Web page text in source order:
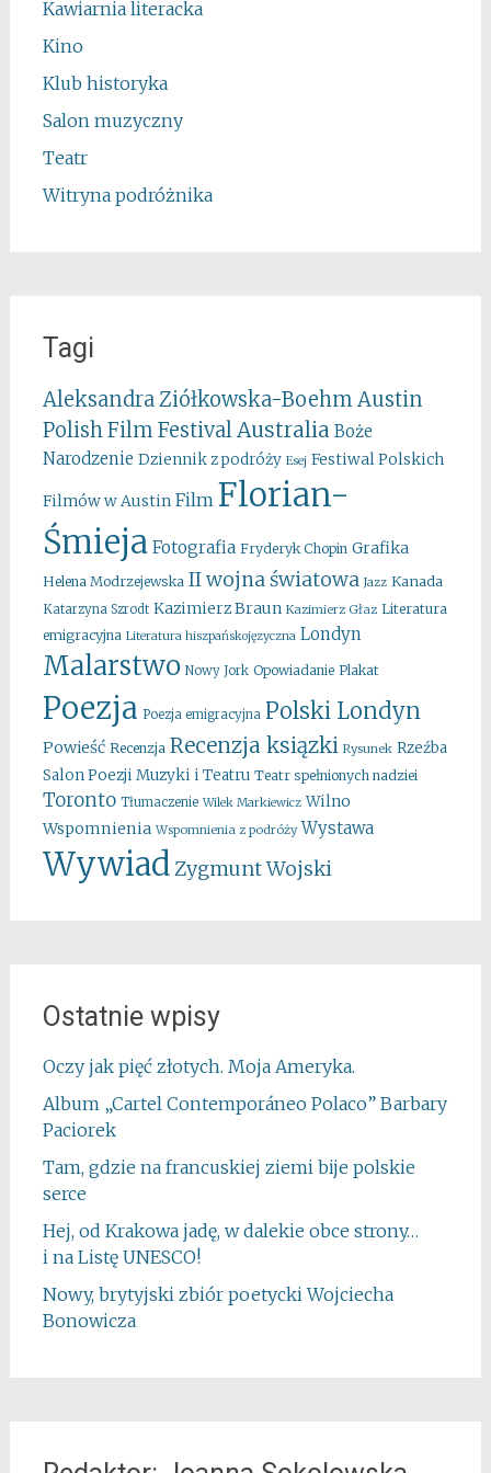
Kawiarnia literacka
Kino
Klub historyka
Salon muzyczny
Teatr
Witryna podróżnika
Tagi
Aleksandra Ziółkowska-Boehm Austin
Polish Film FestivalAustralia Boże
Narodzenie Dziennik z podróży Esej Festiwal Polskich
Filmów w Austin Film Florian-
Śmieja Fotografia Fryderyk Chopin Grafika
Helena Modrzejewska II wojna światowa Jazz Kanada
Katarzyna Szrodt Kazimierz Braun Kazimierz Głaz Literatura
emigracyjna Literatura hiszpańskojęzyczna Londyn
Malarstwo Nowy Jork Opowiadanie Plakat
Poezja Poezja emigracyjna Polski Londyn
Powieść Recenzja Recenzja ksiązki Rysunek Rzeźba
Salon Poezji Muzyki i Teatru Teatr spełnionych nadziei
Toronto Tłumaczenie Wilek Markiewicz Wilno
Wspomnienia Wspomnienia z podróży Wystawa
WywiadZygmunt Wojski
Ostatnie wpisy
Oczy jak pięć złotych. Moja Ameryka.
Album „Cartel Contemporáneo Polaco” Barbary
Paciorek
Tam, gdzie na francuskiej ziemi bije polskie
serce
Hej, od Krakowa jadę, w dalekie obce strony…
i na Listę UNESCO!
Nowy, brytyjski zbiór poetycki Wojciecha
Bonowicza